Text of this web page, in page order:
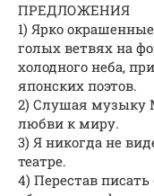
ПРЕДЛОЖЕНИЯ
1) Ярко
голых ветвях на
холодного неба,
японских поэтов.
2) Слушая музыку
любви к миру.
3) Я никогда не
театре.
4) Перестав